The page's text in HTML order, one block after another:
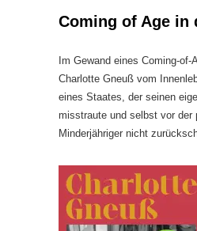
Coming of Age in
Im Gewand eines Coming-
Charlotte Gneuß vom
eines Staates, der seinen
misstraute und selbst vor der
Minderjähriger nicht